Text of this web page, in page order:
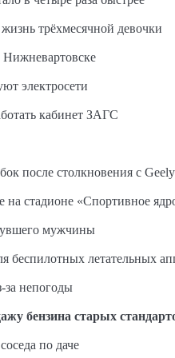
трёхмесячной девочки
Нижневартовске
электросети
кабинет ЗАГС
после столкновения с Geely
на стадионе «Спортивное
мужчины
беспилотных летательных
за непогоды
бензина старых
по даче